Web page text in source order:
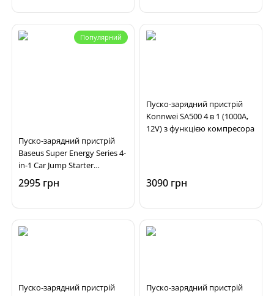
Популярний
Пуско-зарядний пристрій
Baseus Super Energy Series 4-
in-1 Car Jump Starter
C00245902111-00 (600A, 12V,
22.2Wh) з функцією
2995 грн
Пуско-зарядний пристрій
Konnwei SA500 4 в 1 (1000A,
12V) з функцією компресора
3090 грн
Пуско-зарядний пристрій
Пуско-зарядний пристрій